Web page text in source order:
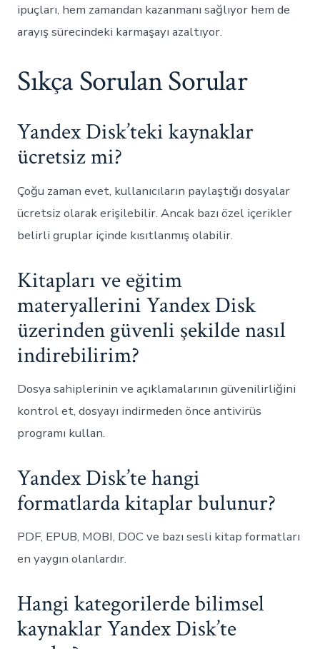
ipuçları, hem zamandan kazanmanı sağlıyor hem de
arayış sürecindeki karmaşayı azaltıyor.
Sıkça Sorulan Sorular
Yandex Disk’teki kaynaklar
ücretsiz mi?
Çoğu zaman evet, kullanıcıların paylaştığı dosyalar
ücretsiz olarak erişilebilir. Ancak bazı özel içerikler
belirli gruplar içinde kısıtlanmış olabilir.
Kitapları ve eğitim
materyallerini Yandex Disk
üzerinden güvenli şekilde nasıl
indirebilirim?
Dosya sahiplerinin ve açıklamalarının güvenilirliğini
kontrol et, dosyayı indirmeden önce antivirüs
programı kullan.
Yandex Disk’te hangi
formatlarda kitaplar bulunur?
PDF, EPUB, MOBI, DOC ve bazı sesli kitap formatları
en yaygın olanlardır.
Hangi kategorilerde bilimsel
kaynaklar Yandex Disk’te